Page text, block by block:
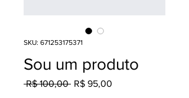
SKU: 671253175371
Sou um produto
R$ 100,00 Preço
R$ 95,00